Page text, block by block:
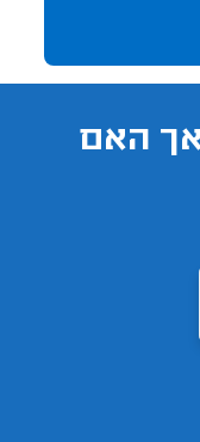
אך האם